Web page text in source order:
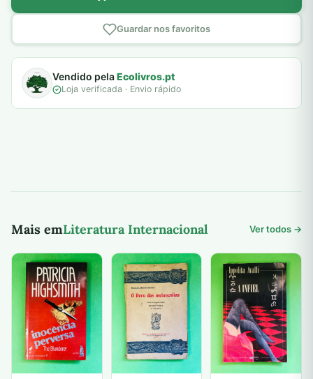
Guardar nos favoritos
Vendido pelaEcolivros.pt
Loja verificada · Envio rápido
Mais emLiteratura Internacional Ver todos →